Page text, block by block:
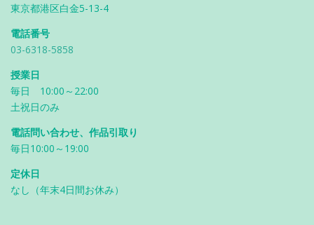
東京都港区白金5-13-4
電話番号
03-6318-5858
授業日
毎日 10:00～22:00
土祝日のみ
電話問い合わせ、作品引取り
毎日10:00～19:00
定休日
なし（年末4日間お休み）